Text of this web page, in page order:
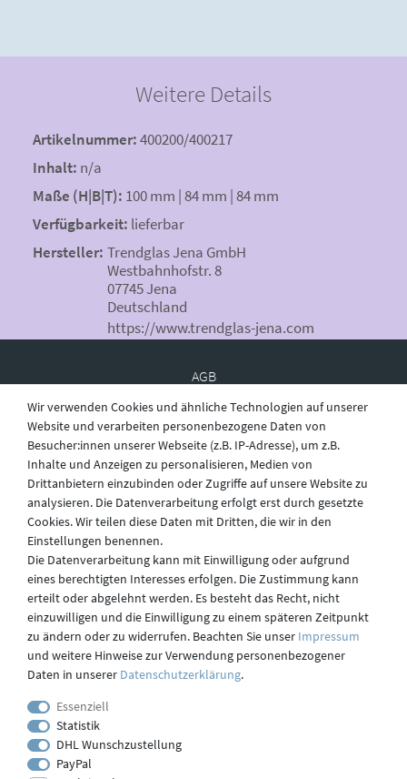
Weitere Details
Artikelnummer:400200/400217
Inhalt: n/a
Maße (H|B|T): 100 mm | 84 mm | 84 mm
Verfügbarkeit: lieferbar
Hersteller: Trendglas Jena GmbH
Westbahnhofstr. 8
07745 Jena
Deutschland
https://www.trendglas-jena.com
AGB
Widerruf
Datenschutz
Versand
Kontakt
Impressum
Wir verwenden Cookies und ähnliche Technologien auf unserer
Website und verarbeiten personenbezogene Daten von
Besucher:innen unserer Webseite (z.B. IP-Adresse), um z.B.
Inhalte und Anzeigen zu personalisieren, Medien von
Drittanbietern einzubinden oder Zugriffe auf unsere Website zu
analysieren. Die Datenverarbeitung erfolgt erst durch gesetzte
Cookies. Wir teilen diese Daten mit Dritten, die wir in den
Einstellungen benennen.
Die Datenverarbeitung kann mit Einwilligung oder aufgrund
eines berechtigten Interesses erfolgen. Die Zustimmung kann
erteilt oder abgelehnt werden. Es besteht das Recht, nicht
einzuwilligen und die Einwilligung zu einem späteren Zeitpunkt
zu ändern oder zu widerrufen. Beachten Sie unser Impressum
und weitere Hinweise zur Verwendung personenbezogener
Daten in unserer Daten­schutz­erklärung.
Essenziell
Statistik
DHL Wunschzustellung
PayPal